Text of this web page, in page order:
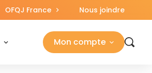
OFQJ France Nous joindre
Mon compte